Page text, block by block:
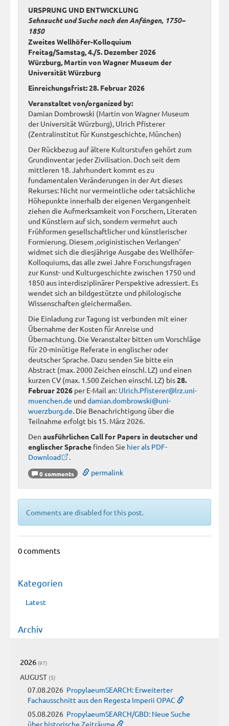
URSPRUNG UND ENTWICKLUNG
Sehnsucht und Suche nach den Anfängen, 1750–
1850
Zweites Wellhöfer-Kolloquium
Freitag/Samstag, 4./5. Dezember 2026
Würzburg, Martin von Wagner Museum der
Universität Würzburg
Einreichungsfrist: 28. Februar 2026
Veranstaltet von/organized by:
Damian Dombrowski (Martin von Wagner Museum
der Universität Würzburg), Ulrich Pfisterer
(Zentralinstitut für Kunstgeschichte, München)
Der Rückbezug auf ältere Kulturstufen gehört zum
Grundinventar jeder Zivilisation. Doch seit dem
mittleren 18. Jahrhundert kommt es zu
fundamentalen Veränderungen in der Art dieses
Rekurses: Nicht nur vermeintliche oder tatsächliche
Höhepunkte innerhalb der eigenen Vergangenheit
ziehen die Aufmerksamkeit von Forschern, Literaten
und Künstlern auf sich, sondern vermehrt auch
Frühformen gesellschaftlicher und künstlerischer
Formierung. Diesem ‚originistischen Verlangen‘
widmet sich die diesjährige Ausgabe des Wellhöfer-
Kolloquiums, das alle zwei Jahre Forschungsfragen
zur Kunst- und Kulturgeschichte zwischen 1750 und
1850 aus interdisziplinärer Perspektive adressiert. Es
wendet sich an bildgestützte und philologische
Wissenschaften gleichermaßen.
Die Einladung zur Tagung ist verbunden mit einer
Übernahme der Kosten für Anreise und
Übernachtung. Die Veranstalter bitten um Vorschläge
für 20-minütige Referate in englischer oder
deutscher Sprache. Dazu senden Sie bitte ein
Abstract (max. 2000 Zeichen einschl. LZ) und einen
kurzen CV (max. 1.500 Zeichen einschl. LZ) bis28.
Februar 2026 per E-Mail an: Ulrich.Pfisterer@lrz.uni-
muenchen.de unddamian.dombrowski@uni-
wuerzburg.de. Die Benachrichtigung über die
Teilnahme erfolgt bis 15. März 2026.
Den ausführlichen Call for Papers in deutscher und
englischer Sprache finden Sie hier als PDF-
Download
.
0 comments permalink
Comments are disabled for this post.
0 comments
Kategorien
Latest
Archiv
2026 (97)
AUGUST (5)
07.08.2026 PropylaeumSEARCH: Erweiterter
Fachausschnitt aus den Regesta Imperii OPAC
05.08.2026 PropylaeumSEARCH/GBD: Neue Suche
über historische Zeiträume